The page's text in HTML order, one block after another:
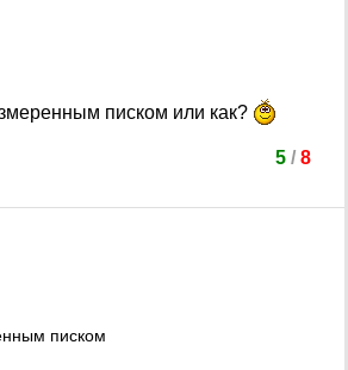
писком или как?
5/ 8
писком